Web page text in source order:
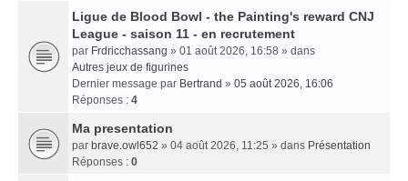
Ligue de Blood Bowl - the Painting's reward CNJ
League - saison 11 - en recrutement
par Frdricchassang » 01 août 2026, 16:58 » dans
Autres jeux de figurines
Dernier message par Bertrand » 05 août 2026, 16:06
Réponses : 4
Ma presentation
par brave.owl652 » 04 août 2026, 11:25 » dans Présentation
Réponses : 0